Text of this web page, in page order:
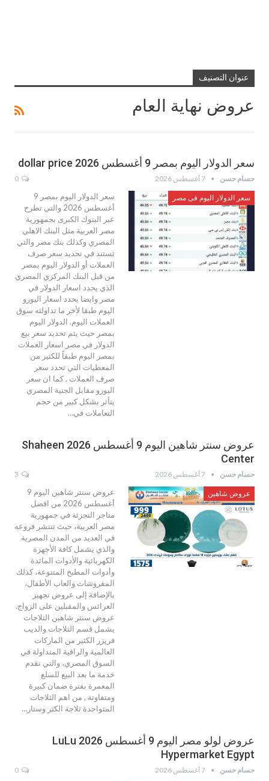
عنوان التصنيف
عروض نهاية العام
سعر الدولار اليوم بمصر 9 أغسطس 2026 dollar price
حسام حسن 7 أغسطس 2026
سعر الدولار اليوم فى مصر
سعر الدولار اليوم بمصر 9
أغسطس 2026 والتي تطرح
عبر البنوك الكبرى بجمهورية
مصر العربية مثل البنك الاهلي
المصري وكذلك بنك مصر والتي
تستند في تحديد سعر صرف
العملات أو الدولار اليوم بمصر
من قبل البنك المركزي المصري
الذي يحدد اسعار الدولار في
مصر وايضا يحدد اسعار اليورو
اليوم طبقا لأخر ما تداولته سوق
العملات اليوم. الدولار اليوم
بمصر حيث يتم تحديد سعر بيع
الدولار في مصر اسعار العملات
بمصر اليوم طبقاً للكثير من
المعطيات التي تحدد سعر
صرف العملات , كما ان سعر
اليورو مقابل الجنية المصري
يتأثر بشكل كبير من حجم
التعاملات في…
عروض سنتر شاهين اليوم 9 أغسطس 2026 Shaheen
Center
حسام حسن 7 أغسطس 2026
عروض شاهين
عروض سنتر شاهين اليوم 9
أغسطس 2026 من افضل
متاجر التجزئة في جمهورية
مصر العربية، حيث تنتشر فروعه
في العديد من المدن المصرية
والذي يشمل كافة الأجهزة
الكهربائية والأدوات المائدة
وأدوات المطبخ المتنوعة، كذلك
المفروشات والعاب الأطفال،
بالإضافة إلى عروض تجهيز
العرائس والمقبلين على الزواج.
عروض سنتر شاهين الثلاجات
يشمل قسم الثلاجات والديب
فريزر الكثير من الماركات
العالمية والراقية المتداولة في
السوق المصري، والتي تقدم
خدمة ما بعد البيع للسلع
المعمرة بفترة ضمان كبيرة
ومتفاوتة , من اهم الثلاجات
المتواجدة ثلاجة الكتر وستار…
عروض لولو مصر اليوم 9 أغسطس 2026 LuLu
Hypermarket Egypt
حسام حسن 7 أغسطس 2026